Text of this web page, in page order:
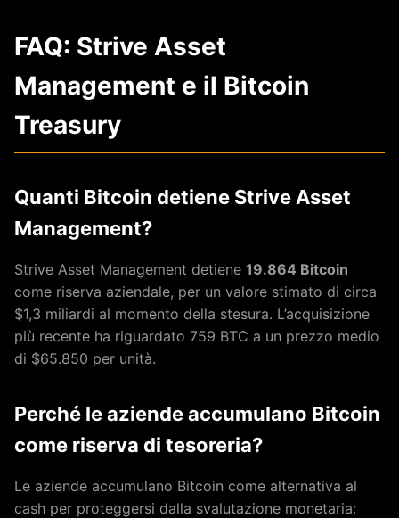
FAQ: Strive Asset
Management e il Bitcoin
Treasury
Quanti Bitcoin detiene Strive Asset
Management?
Strive Asset Management detiene 19.864 Bitcoin
come riserva aziendale, per un valore stimato di circa
$1,3 miliardi al momento della stesura. L’acquisizione
più recente ha riguardato 759 BTC a un prezzo medio
di $65.850 per unità.
Perché le aziende accumulano Bitcoin
come riserva di tesoreria?
Le aziende accumulano Bitcoin come alternativa al
cash per proteggersi dalla svalutazione monetaria: